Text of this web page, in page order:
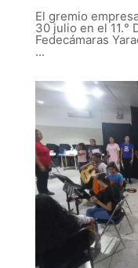
El gremio
30 julio en el 11.°
Fedecámaras
...